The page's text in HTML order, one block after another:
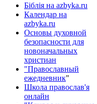
Біблія на azbyka.ru
Календар на
azbyka.ru
Основы духовной
безопасности для
новоначальных
христиан
"Православный
ежедневник"
Школа православ'я
онлайн